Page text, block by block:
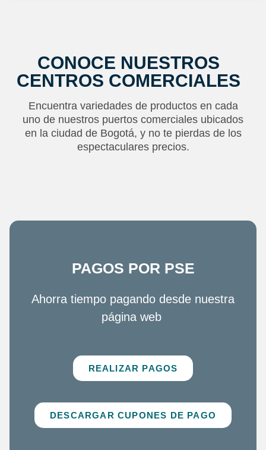
CONOCE NUESTROS
CENTROS COMERCIALES
Encuentra variedades de productos en cada
uno de nuestros puertos comerciales ubicados
en la ciudad de Bogotá, y no te pierdas de los
espectaculares precios.
PAGOS POR PSE
Ahorra tiempo pagando desde nuestra
página web
REALIZAR PAGOS
DESCARGAR CUPONES DE PAGO